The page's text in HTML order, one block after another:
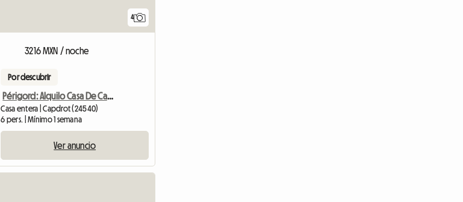
4
3216 MXN / noche
Por descubrir
Périgord: Alquilo Casa De Campo Con Piscina
Casa entera | Capdrot (24540)
6 pers. | Mínimo 1 semana
Ver anuncio